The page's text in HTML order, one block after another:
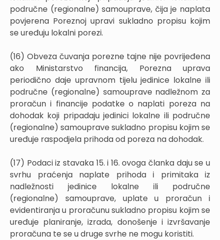
područne (regionalne) samouprave, čija je naplata
povjerena Poreznoj upravi sukladno propisu kojim
se uređuju lokalni porezi.
(16) Obveza čuvanja porezne tajne nije povrijeđena
ako Ministarstvo financija, Porezna uprava
periodično daje upravnom tijelu jedinice lokalne ili
područne (regionalne) samouprave nadležnom za
proračun i financije podatke o naplati poreza na
dohodak koji pripadaju jedinici lokalne ili područne
(regionalne) samouprave sukladno propisu kojim se
uređuje raspodjela prihoda od poreza na dohodak.
(17) Podaci iz stavaka 15. i 16. ovoga članka daju se u
svrhu praćenja naplate prihoda i primitaka iz
nadležnosti jedinice lokalne ili područne
(regionalne) samouprave, uplate u proračun i
evidentiranja u proračunu sukladno propisu kojim se
uređuje planiranje, izrada, donošenje i izvršavanje
proračuna te se u druge svrhe ne mogu koristiti.